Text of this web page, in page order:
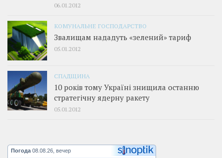
06.01.2012
КОМУНАЛЬНЕ ГОСПОДАРСТВО
Звалищам нададуть «зелений» тариф
05.01.2012
СПАДЩИНА
10 років тому Україні знищила останню
стратегічну ядерну ракету
05.01.2012
Погода 08.08.26, вечер